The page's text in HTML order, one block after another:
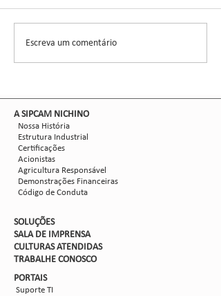
Nova safra de milho:
como mitigar as perdas
Escreva um comentário
​A SIPCAM NICHINO
Nossa História
Estrutura Industrial
Certificações
Acionistas
Agricultura Responsável
Demonstrações Financeiras
Código de Conduta
SOLUÇÕES
SALA DE IMPRENSA
CULTURAS ATENDIDAS
TRABALHE CONOSCO
PORTAIS
Suporte TI